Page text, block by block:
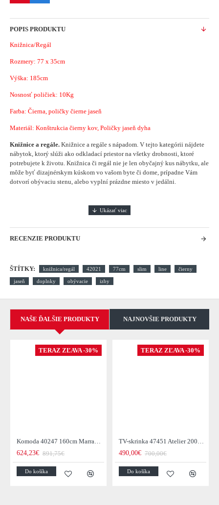
POPIS PRODUKTU
Knižnica/Regál
Rozmery: 77 x 35cm
Výška: 185cm
Nosnosť poličiek: 10Kg
Farba: Čierna, poličky čierne jaseň
Materiál: Konštrukcia čierny kov, Poličky jaseň dyha
Knižnice a regále. Knižnice a regále s nápadom. V tejto kategórii nájdete
nábytok, ktorý slúži ako odkladací priestor na všetky drobnosti, ktoré
potrebujete k životu. Knižnica či regál nie je len obyčajný kus nábytku, ale
môže byť dizajnérskym kúskom vo vašom byte či dome, prípadne Vám
dotvorí obývaciu stenu, alebo vyplní prázdne miesto v jedálni.
RECENZIE PRODUKTU
ŠTÍTKY: knižnica/regál 42021 77cm slim line čierny
jaseň doplnky obývacie izby
NAŠE ĎALŠIE PRODUKTY NAJNOVŠIE PRODUKTY
TERAZ ZĽAVA -30%
Komoda 40247 160cm Marrakesch Drevo Mango - Skladom u nás v Žiline - 1Ks
624,23€ 891,75€
Do košíka
TERAZ ZĽAVA -30%
TV-skrinka 47451 Atelier 200cm Natural Dub Dyha
490,00€ 700,00€
Do košíka